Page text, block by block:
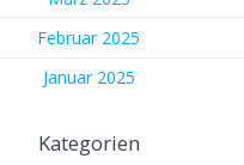
Februar 2025
Januar 2025
Kategorien